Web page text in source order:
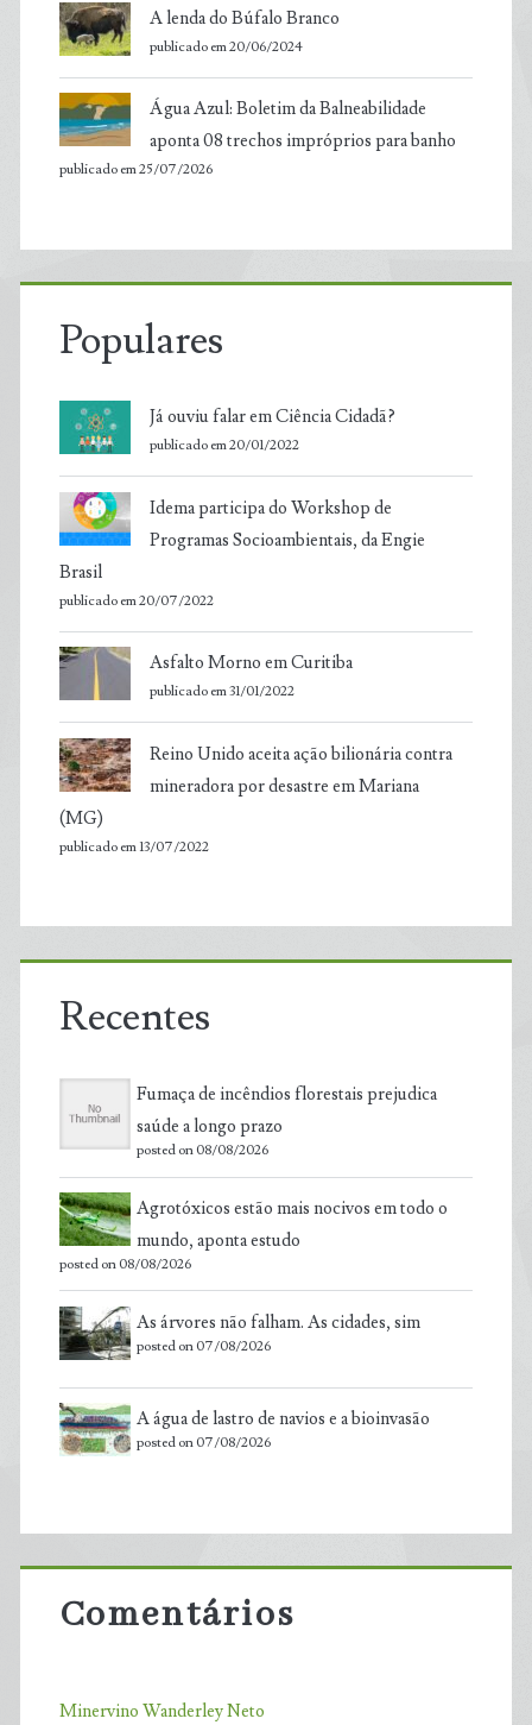
A lenda do Búfalo Branco
publicado em 20/06/2024
Água Azul: Boletim da Balneabilidade
aponta 08 trechos impróprios para banho
publicado em 25/07/2026
Populares
Já ouviu falar em Ciência Cidadã?
publicado em 20/01/2022
Idema participa do Workshop de
Programas Socioambientais, da Engie
Brasil
publicado em 20/07/2022
Asfalto Morno em Curitiba
publicado em 31/01/2022
Reino Unido aceita ação bilionária contra
mineradora por desastre em Mariana
(MG)
publicado em 13/07/2022
Recentes
Fumaça de incêndios florestais prejudica
saúde a longo prazo
posted on 08/08/2026
Agrotóxicos estão mais nocivos em todo o
mundo, aponta estudo
posted on 08/08/2026
As árvores não falham. As cidades, sim
posted on 07/08/2026
A água de lastro de navios e a bioinvasão
posted on 07/08/2026
Comentários
Minervino Wanderley Neto